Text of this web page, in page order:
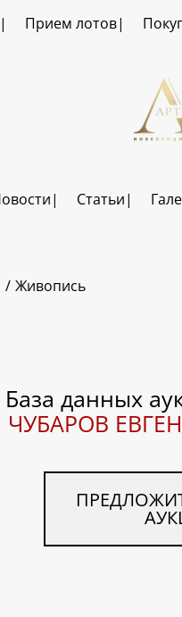
Прием лотов
Статьи
Живопись
База данных
ЧУБАРОВ